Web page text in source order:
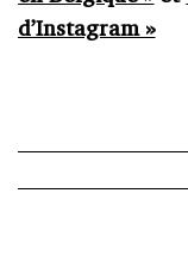
d’Instagram »